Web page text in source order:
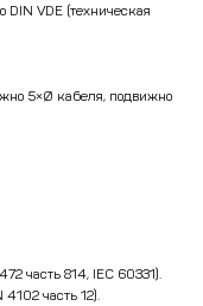
VDE (техническая
5×Ø кабеля, подвижно
часть 814, IEC 60331).
4102 часть 12).